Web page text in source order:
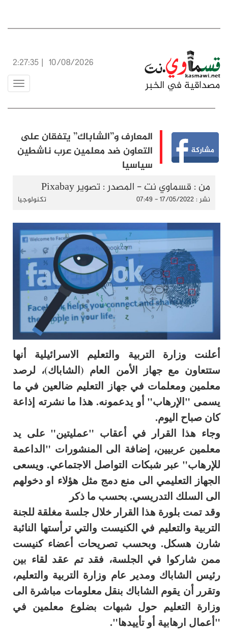
10/08/2026
|
2:27:35
Toggle
المعارف و’’الشاباك’’ يتفقان على
التعاون ضد معلمين عرب ناشطين
سياسيا
من : قسماوي نت - المصدر : تصوير Pixabay
نشر : 17/05/2022 - 07:49 تكنولوجيا
أعلنت وزارة التربية والتعليم الاسرائيلية أنها
ستتعاون مع جهاز الأمن العام (الشاباك)، لرصد
معلمين ومعلمات في جهاز التعليم ضالعين في ما
يسمى "الإرهاب" أو يدعمونه. هذا ما نشرته إذاعة
كان صباح اليوم.
وجاء هذا القرار في أعقاب "عمليتين" على يد
معلمين عربيين، إضافة الى المنشورات "الداعمة
للإرهاب" عبر شبكات التواصل الاجتماعي. ويسعى
الجهاز التعليمي الى منع دمج مثل هؤلاء او دخولهم
الى السلك التدريسي. بحسب ما ذكر
وقد تمت بلورة هذا القرار خلال جلسة مغلقة للجنة
التربية والتعليم في الكنيست والتي ترأستها النائبة
شارن هسكل. وبحسب تصريحات أعضاء كنيست
ممن شاركوا في الجلسة، فقد تم عقد لقاء بين
رئيس الشاباك ومدير عام وزارة التربية والتعليم،
وتقرر أن يقوم الشاباك بنقل معلومات مباشرة الى
وزارة التعليم حول شبهات بضلوع معلمين في
"أعمال ارهابية أو تأييدها".